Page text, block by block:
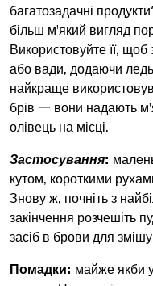
багатозадачні
більш м'який вигляд
Використовуйте її,
або вади, додаючи
найкраще
брів 一 вони надають
олівець на місці.
Застосування:
кутом, короткими
Знову ж, почніть з
закінчення розчешіть
засіб в брови для
Помадки: майже якби